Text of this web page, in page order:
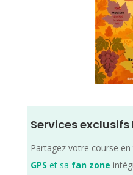
Services exclusifs
Partagez votre course
GPS et sa fan zone